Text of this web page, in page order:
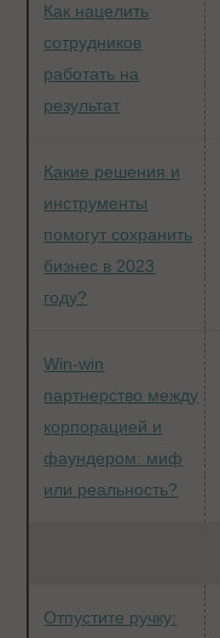
Как нацелить
сотрудников
работать на
результат
Какие решения и
инструменты
помогут сохранить
бизнес в 2023
году?
Win-win
партнерство между
корпорацией и
фаундером: миф
или реальность?
Отпустите ручку: